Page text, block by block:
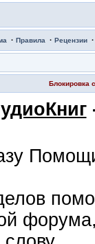
· Правила · Рецензии
Блокировка